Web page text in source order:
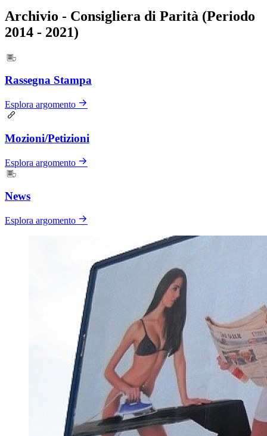
Archivio - Consigliera di Parità (Periodo
2014 - 2021)
Rassegna Stampa
Esplora argomento
Mozioni/Petizioni
Esplora argomento
News
Esplora argomento